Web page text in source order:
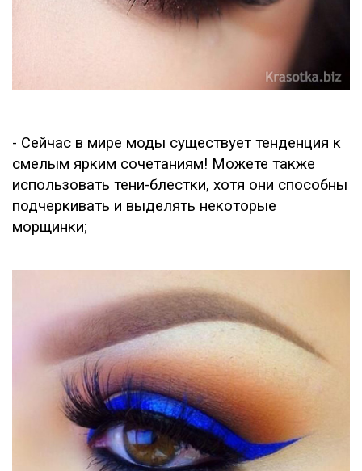
- Сейчас в мире моды существует тенденция к
смелым ярким сочетаниям! Можете также
использовать тени-блестки, хотя они способны
подчеркивать и выделять некоторые
морщинки;